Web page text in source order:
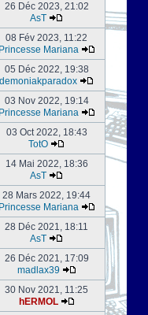
26 Déc 2023, 21:02
AsT
08 Fév 2023, 11:22
Princesse Mariana
05 Déc 2022, 19:38
demoniakparadox
03 Nov 2022, 19:14
Princesse Mariana
03 Oct 2022, 18:43
TotO
14 Mai 2022, 18:36
AsT
28 Mars 2022, 19:44
Princesse Mariana
28 Déc 2021, 18:11
AsT
26 Déc 2021, 17:09
madlax39
30 Nov 2021, 11:25
hERMOL